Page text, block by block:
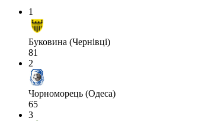
1
Буковина (Чернівці)
81
2
Чорноморець (Одеса)
65
3